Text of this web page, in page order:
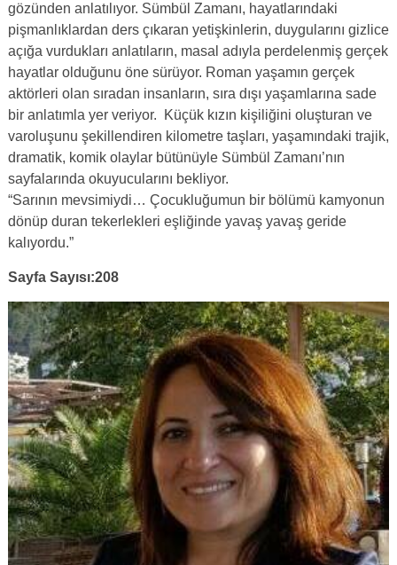
gözünden anlatılıyor. Sümbül Zamanı, hayatlarındaki
pişmanlıklardan ders çıkaran yetişkinlerin, duygularını gizlice
açığa vurdukları anlatıların, masal adıyla perdelenmiş gerçek
hayatlar olduğunu öne sürüyor. Roman yaşamın gerçek
aktörleri olan sıradan insanların, sıra dışı yaşamlarına sade
bir anlatımla yer veriyor. Küçük kızın kişiliğini oluşturan ve
varoluşunu şekillendiren kilometre taşları, yaşamındaki trajik,
dramatik, komik olaylar bütünüyle Sümbül Zamanı’nın
sayfalarında okuyucularını bekliyor.
“Sarının mevsimiydi… Çocukluğumun bir bölümü kamyonun
dönüp duran tekerlekleri eşliğinde yavaş yavaş geride
kalıyordu.”
Sayfa Sayısı:208